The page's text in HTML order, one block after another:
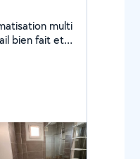
multi
bien fait et
sols,
avec